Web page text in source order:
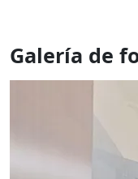
Galería de